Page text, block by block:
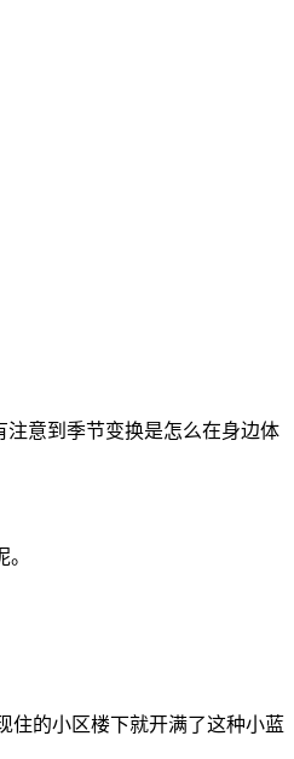
意到季节变换是怎么在身边体
住的小区楼下就开满了这种小蓝